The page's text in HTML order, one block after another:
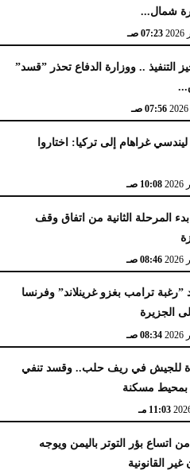
شمال...
07:23 صـ
التنفيذ .. ووزارة الدفاع تحذر ”قسد”
07:56 صـ
غراهام إلى تركيا: اختاروا
10:08 صـ
المرحلة الثانية من اتفاق وقف
08:46 صـ
”رغبة ترامب بغزو غرينلاند” وفرنسا
الجزيرة
08:34 صـ
للجيش في ريف حلب.. وقسد تنفي
بمحيط مسكنة
11:03 مـ
اتساع بؤر التوتر باليمن ويوجه
القانونية